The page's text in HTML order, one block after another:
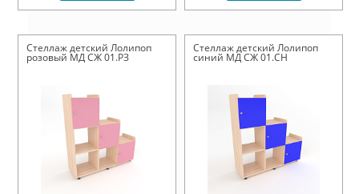
Стеллаж детский Лолипоп
розовый МД СЖ 01.РЗ
Стеллаж детский Лолипоп
синий МД СЖ 01.СН